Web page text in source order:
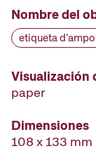
Nombre del
etiqueta
Visualización
paper
Dimensiones
108 x 133 mm